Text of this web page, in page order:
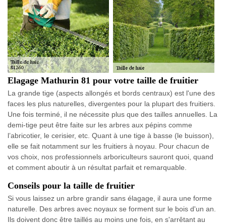
Elagage Mathurin 81 pour votre taille de fruitier
La grande tige (aspects allongés et bords centraux) est l'une des
faces les plus naturelles, divergentes pour la plupart des fruitiers.
Une fois terminé, il ne nécessite plus que des tailles annuelles. La
demi-tige peut être faite sur les arbres aux pépins comme
l’abricotier, le cerisier, etc. Quant à une tige à basse (le buisson),
elle se fait notamment sur les fruitiers à noyau. Pour chacun de
vos choix, nos professionnels arboriculteurs sauront quoi, quand
et comment aboutir à un résultat parfait et remarquable.
Conseils pour la taille de fruitier
Si vous laissez un arbre grandir sans élagage, il aura une forme
naturelle. Des arbres avec noyaux se forment sur le bois d'un an.
Ils doivent donc être taillés au moins une fois, en s'arrêtant au